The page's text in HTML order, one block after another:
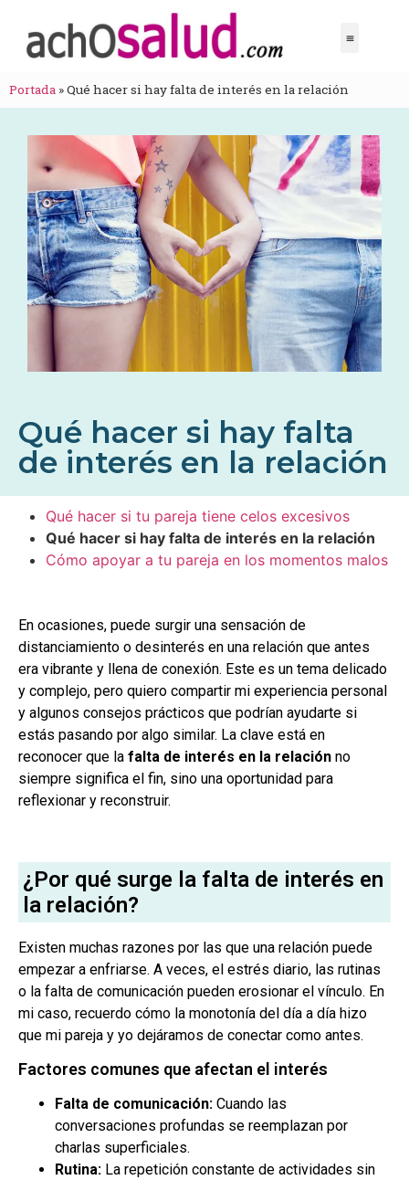
Portada »Qué hacer si hay falta de interés en la relación
Qué hacer si hay falta
de interés en la relación
Qué hacer si tu pareja tiene celos excesivos
Qué hacer si hay falta de interés en la relación
Cómo apoyar a tu pareja en los momentos malos
En ocasiones, puede surgir una sensación de
distanciamiento o desinterés en una relación que antes
era vibrante y llena de conexión. Este es un tema delicado
y complejo, pero quiero compartir mi experiencia personal
y algunos consejos prácticos que podrían ayudarte si
estás pasando por algo similar. La clave está en
reconocer que la falta de interés en la relación no
siempre significa el fin, sino una oportunidad para
reflexionar y reconstruir.
¿Por qué surge la falta de interés en
la relación?
Existen muchas razones por las que una relación puede
empezar a enfriarse. A veces, el estrés diario, las rutinas
o la falta de comunicación pueden erosionar el vínculo. En
mi caso, recuerdo cómo la monotonía del día a día hizo
que mi pareja y yo dejáramos de conectar como antes.
Factores comunes que afectan el interés
Falta de comunicación: Cuando las
conversaciones profundas se reemplazan por
charlas superficiales.
Rutina: La repetición constante de actividades sin